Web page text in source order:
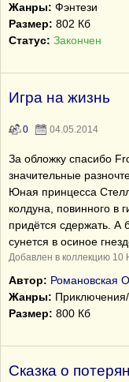
Жанры: Фэнтези
Размер: 802 Кб
Статус: Закончен
Игра на жизнь
0 04.05.2014
За обложку спасибо
значительные
Юная принцесса
колдуна, повинного в
придётся сдержать. А
сунется в осиное
Добавлен в коллекцию 10
Автор: Романовская
Жанры:
Размер: 800 Кб
Сказка о